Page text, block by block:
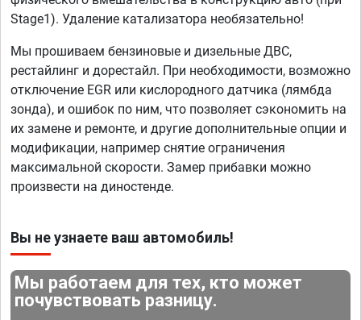
Stage1). Удаление катализатора необязательно!
Мы прошиваем бензиновые и дизельные ДВС,
рестайлинг и дорестайл. При необходимости, возможно
отключение EGR или кислородного датчика (лямбда
зонда), и ошибок по ним, что позволяет сэкономить на
их замене и ремонте, и другие дополнительные опции и
модификации, например снятие ограничения
максимальной скорости. Замер прибавки можно
произвести на диностенде.
Вы не узнаете ваш автомобиль!
Мы работаем для тех, кто может
почувствовать разницу.